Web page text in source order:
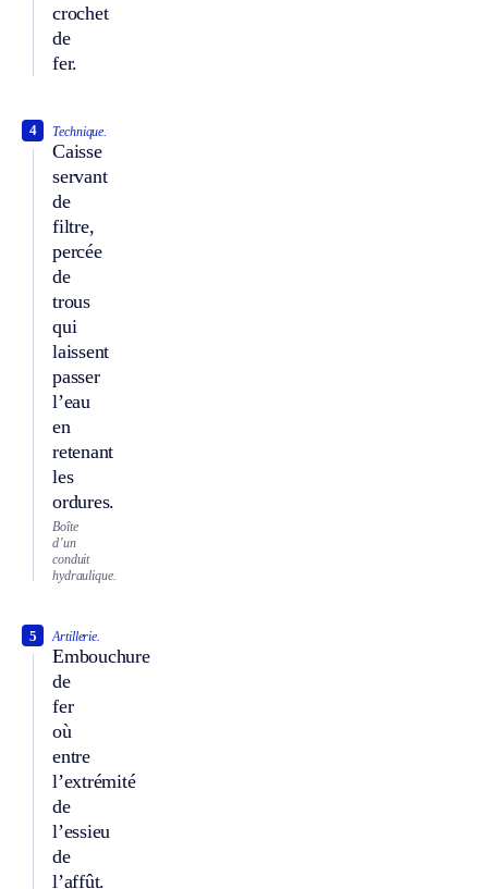
crochet
de
fer.
Technique.
Caisse
servant
de
filtre,
percée
de
trous
qui
laissent
passer
l’eau
en
retenant
les
ordures.
4
Boîte
d’un
conduit
hydraulique.
Artillerie.
Embouchure
de
fer
où
entre
l’extrémité
de
l’essieu
de
l’affût.
5